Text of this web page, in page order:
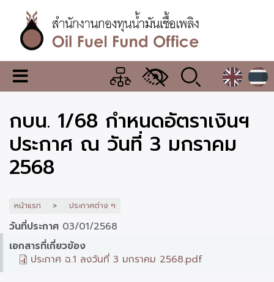
เนื้อหา
หลักสำนักงาน
กองทุน
น้ำมัน
เชื้อ
เพลิง
เมนู
เปลี่ยน
แสดง
ผล
กบน. 1/68 กำหนดอัตราเงินฯ
ประกาศ ณ วันที่ 3 มกราคม
2568
หน้าแรก ประกาศต่าง ๆ
วันที่ประกาศ 03/01/2568
เอกสารที่เกี่ยวข้อง
ประกาศ ฉ.1 ลงวันที่ 3 มกราคม 2568.pdf